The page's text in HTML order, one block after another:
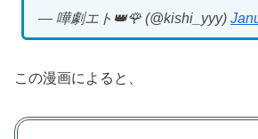
— 嘩劇エト👑🌹 (@kishi_yyy)
この漫画によると、